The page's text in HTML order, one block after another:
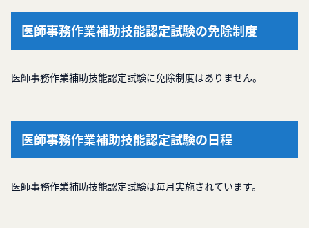
医師事務作業補助技能認定試験の免除制度
医師事務作業補助技能認定試験に免除制度はありません。
医師事務作業補助技能認定試験の日程
医師事務作業補助技能認定試験は毎月実施されています。